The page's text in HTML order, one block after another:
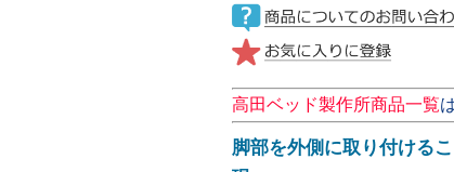
高田ベッド製作所商品一覧
脚部を外側に取り付ける